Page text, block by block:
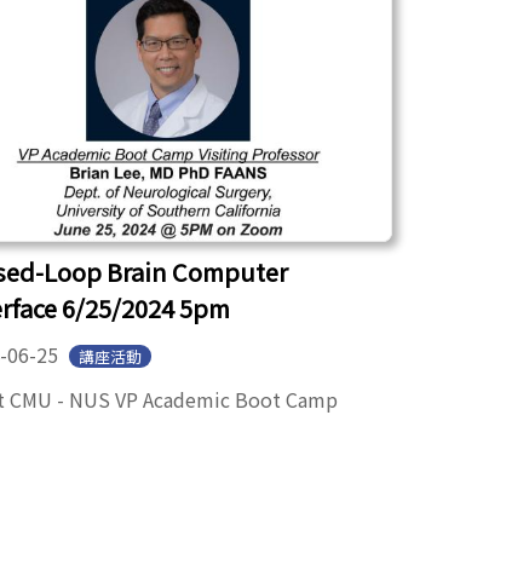
Loop Brain Computer
6/25/2024 5pm
06-25 講座活動
- NUS VP Academic Boot Camp